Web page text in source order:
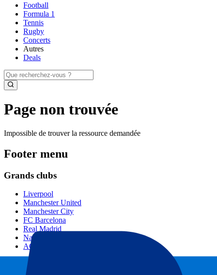
Football
Formula 1
Tennis
Rugby
Concerts
Autres
Deals
Page non trouvée
Impossible de trouver la ressource demandée
Footer menu
Grands clubs
Liverpool
Manchester United
Manchester City
FC Barcelona
Real Madrid
Napoli
AC Milan
Événements populaires